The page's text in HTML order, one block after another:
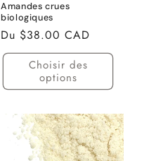
Amandes crues
biologiques
Prix
habituel
Du $38.00 CAD
Choisir des
options